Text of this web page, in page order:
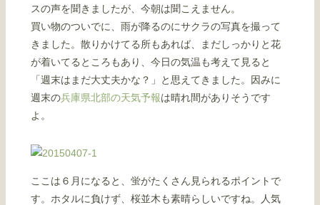
スの声を聞きましたが、今朝は聞こえません。
買い物のついでに、雨が降るのにサクラの写真を撮って
きました。散りかけてる所もあれば、まだしっかりと花
が着いてるところもあり、今日の気温も考えて見ると
「週末はまだ大丈夫かな？」と思えてきました。因みに
週末の兵庫県北部の天気予報は晴れ間がありそうです
よ。
ここは６月になると、蛍がたくさん見られるポイントで
す。ホタルに負けず、桜並木も素晴らしいですね。人気